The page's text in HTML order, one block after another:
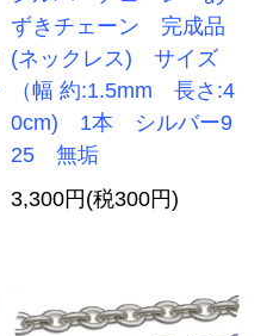
ずきチェーン 完成品
(ネックレス) サイズ
（幅 約:1.5mm 長さ:4
0cm) 1本 シルバー9
25 無垢
3,300円(税300円)